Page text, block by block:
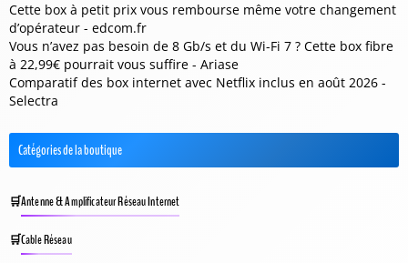
Cette box à petit prix vous rembourse même votre changement
d’opérateur - edcom.fr
Vous n’avez pas besoin de 8 Gb/s et du Wi-Fi 7 ? Cette box fibre
à 22,99€ pourrait vous suffire - Ariase
Comparatif des box internet avec Netflix inclus en août 2026 -
Selectra
Catégories de la boutique
Antenne & Amplificateur Réseau Internet
Cable Réseau